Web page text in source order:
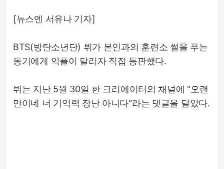
[뉴스엔 서유나 기자]
BTS(방탄소년단) 뷔가 본인과의 훈련소 썰을 푸는
동기에게 악플이 달리자 직접 등판했다.
뷔는 지난 5월 30일 한 크리에이터의 채널에 "오랜
만이네 너 기억력 장난 아니다"라는 댓글을 달았다.